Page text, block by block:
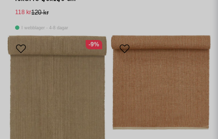
120 kr
118 kr
I webblager - 4-8 dagar
-9%